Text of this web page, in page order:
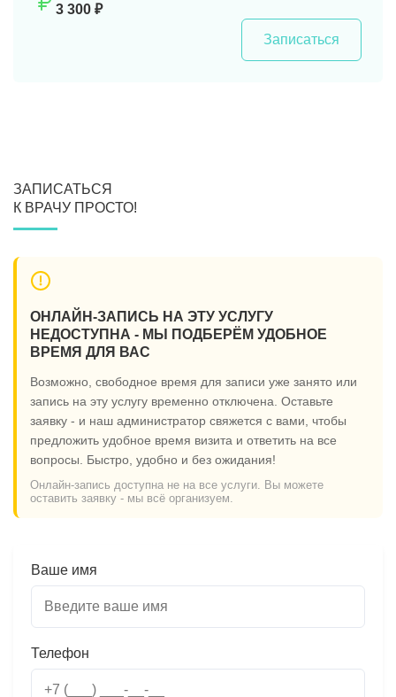
3 300 ₽
Записаться
ЗАПИСАТЬСЯ
К ВРАЧУ ПРОСТО!
ОНЛАЙН-ЗАПИСЬ НА ЭТУ УСЛУГУ
НЕДОСТУПНА - МЫ ПОДБЕРЁМ УДОБНОЕ
ВРЕМЯ ДЛЯ ВАС
Возможно, свободное время для записи уже занято или
запись на эту услугу временно отключена. Оставьте
заявку - и наш администратор свяжется с вами, чтобы
предложить удобное время визита и ответить на все
вопросы. Быстро, удобно и без ожидания!
Онлайн-запись доступна не на все услуги. Вы можете
оставить заявку - мы всё организуем.
Ваше имя
Телефон